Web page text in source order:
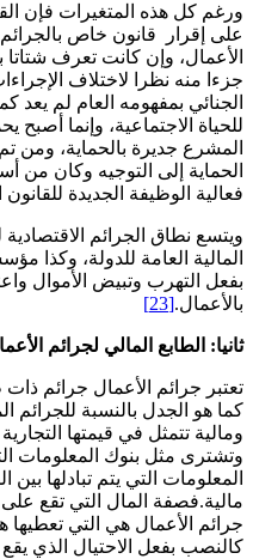
ورغم كل هذه المتغيرات فإن
على إقرار قانون خاص
الأعمال، وإن كانت تعرف شتاتا
جزءا منه نظرا لاختلاف
الجنائي بمفهومه العام لم يعد
للحياة الاجتماعية، وإنما
المشرع جديرة بالحماية، ومن
الحماية إلى التوجيه وكان من
فعالية الوظيفة الجديدة
ويتسع نطاق الجرائم
المالية العامة للدولة، وكذا
بفعل التهرب وتبيض الأموال
بالأعمال.[23]
ثانيا: الطابع المالي لجرائم
تعتبر جرائم الأعمال جرائم
كما هو الجدل بالنسبة للجرائم
ومالية تتمثل في قيمتها
وتشترى مثل بنوك المعلومات
المعلومات التي يتم تبادلها
مالية.فصفة المال التي تقع
جرائم الأعمال هي التي
كالنصب بفعل الاحتيال الذي